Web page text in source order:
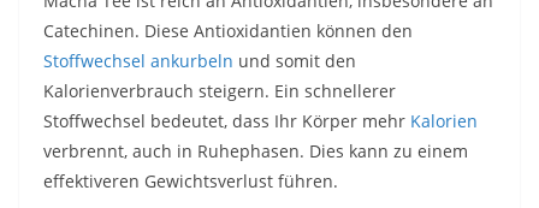
Catechinen. Diese Antioxidantien können den
Stoffwechsel ankurbeln und somit den
Kalorienverbrauch steigern. Ein schnellerer
Stoffwechsel bedeutet, dass Ihr Körper mehr Kalorien
verbrennt, auch in Ruhephasen. Dies kann zu einem
effektiveren Gewichtsverlust führen.